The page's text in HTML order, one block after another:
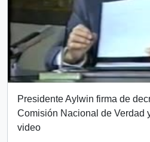
Presidente Aylwin firma de
Comisión Nacional de Verdad
video